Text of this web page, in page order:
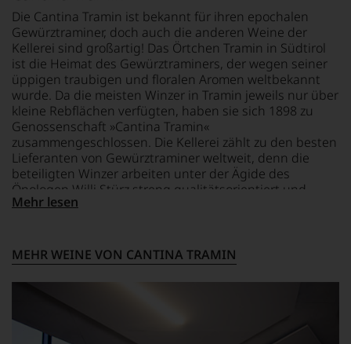
zu
unterstreichen,
auf
welch
hohem
Niveau
sich
unsere
Weinselektion
bewegt.
Das
aber
genügt
uns
Wir
haben
festgestellt,
eine
das
Magazin
mehrheitlich
im
Besitz
der
Familie
Rosam,
2017
erwarb
ein
Ex
VW
Anteile.
Das
im
Die Cantina Tramin ist bekannt für ihren epochalen
Gewürztraminer, doch auch die anderen Weine der
Kellerei sind großartig! Das Örtchen Tramin in Südtirol
ist die Heimat des Gewürztraminers, der wegen seiner
üppigen traubigen und floralen Aromen weltbekannt
wurde. Da die meisten Winzer in Tramin jeweils nur über
kleine Rebflächen verfügten, haben sie sich 1898 zu
Genossenschaft »Cantina Tramin«
zusammengeschlossen. Die Kellerei zählt zu den besten
Lieferanten von Gewürztraminer weltweit, denn die
beteiligten Winzer arbeiten unter der Ägide des
Önologen Willi Stürz streng qualitätsorientiert und
produzieren hervorragende Trauben aus teils steinalten
Wahrzeichen des Ortes Tramin ist. Legendär ist der
Epokale der Cantina Tramin - der erste italienische
Weißwein, der 100 Parker-Punkte erhielt und damit über
Mehr lesen
MEHR WEINE VON CANTINA TRAMIN